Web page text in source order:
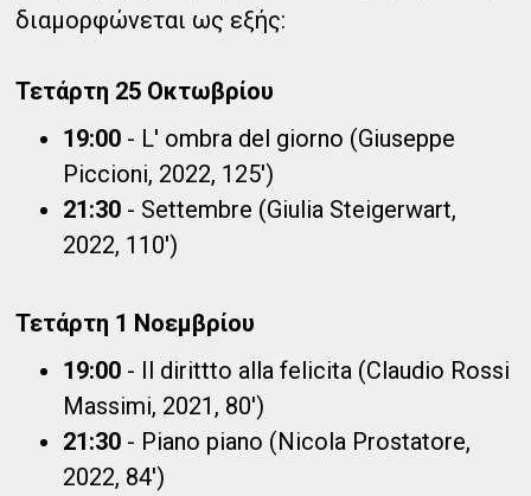
διαμορφώνεται ως εξής:
Τετάρτη 25 Οκτωβρίου
19:00 - L' ombra del giorno (Giuseppe
Piccioni, 2022, 125')
21:30 - Settembre (Giulia Steigerwart,
2022, 110')
Τετάρτη 1 Νοεμβρίου
19:00 - Il dirittto alla felicita (Claudio Rossi
Massimi, 2021, 80')
21:30 - Piano piano (Nicola Prostatore,
2022, 84')